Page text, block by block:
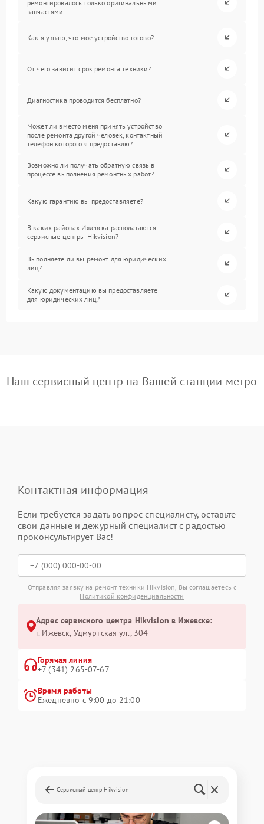
ремонтировалось только оригинальными
запчастями.
Как я узнаю, что мое устройство готово?
От чего зависит срок ремонта техники?
Диагностика проводится бесплатно?
Может ли вместо меня принять устройство
после ремонта другой человек, контактный
телефон которого я предоставлю?
Возможно ли получать обратную связь в
процессе выполнения ремонтных работ?
Какую гарантию вы предоставляете?
В каких районах Ижевска располагаются
сервисные центры Hikvision?
Выполняете ли вы ремонт для юридических
лиц?
Какую документацию вы предоставляете
для юридических лиц?
Наш сервисный центр на Вашей станции метро
Контактная информация
Если требуется задать вопрос специалисту, оставьте
свои данные и дежурный специалист с радостью
проконсультирует Вас!
Отправляя заявку на ремонт техники Hikvision, Вы соглашаетесь с
Политикой конфиденциальности
Адрес сервисного центра Hikvision в Ижевске:
г. Ижевск, Удмуртская ул., 304
Горячая линия
+7 (341) 265-07-67
Время работы
Ежедневно с 9:00 до 21:00
Сервисный центр Hikvision